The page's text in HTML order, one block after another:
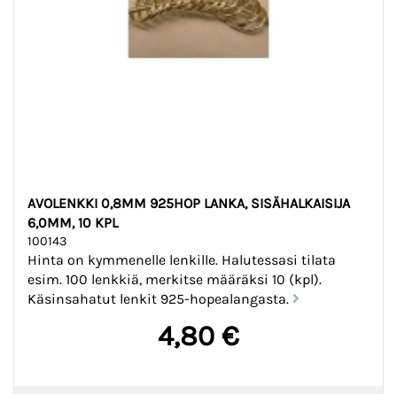
AVOLENKKI 0,8MM 925HOP LANKA, SISÄHALKAISIJA
6,0MM, 10 KPL
100143
Hinta on kymmenelle lenkille. Halutessasi tilata
esim. 100 lenkkiä, merkitse määräksi 10 (kpl).
Käsinsahatut lenkit 925-hopealangasta.
4,80 €